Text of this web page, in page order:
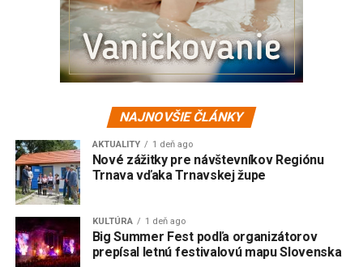
NAJNOVŠIE ČLÁNKY
AKTUALITY 1 deň ago
Nové zážitky pre návštevníkov Regiónu
Trnava vďaka Trnavskej župe
KULTÚRA 1 deň ago
Big Summer Fest podľa organizátorov
prepísal letnú festivalovú mapu Slovenska